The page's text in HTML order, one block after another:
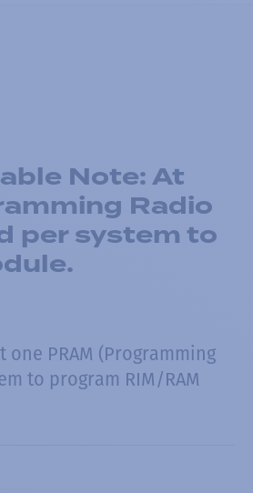
Note: At
Radio
per system to
one PRAM (Programming
to program RIM/RAM